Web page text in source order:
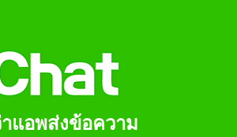
แอพส่งข้อความ